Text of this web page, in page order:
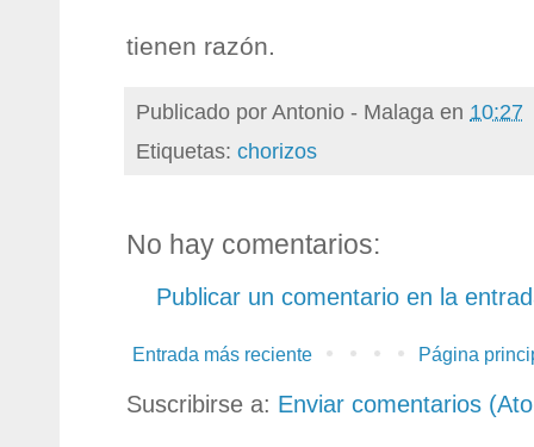
tienen razón.
Publicado porAntonio - Malaga en 10:27
Etiquetas: chorizos
No hay comentarios:
Publicar un comentario en la
Entrada más reciente Página
Suscribirse a: Enviar comentarios